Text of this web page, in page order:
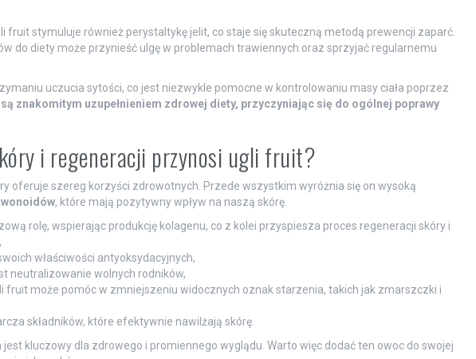
fruit stymuluje również perystaltykę jelit, co staje się skuteczną metodą prewencji zaparć.
do diety może przynieść ulgę w problemach trawiennych oraz sprzyjać regularnemu
uczucia sytości, co jest niezwykle pomocne w kontrolowaniu masy ciała poprzez
są znakomitym uzupełnieniem zdrowej diety, przyczyniając się do ogólnej poprawy
i regeneracji przynosi ugli fruit?
oferuje szereg korzyści zdrowotnych. Przede wszystkim wyróżnia się on wysoką
, które mają pozytywny wpływ na naszą skórę.
rolę, wspierając produkcję kolagenu, co z kolei przyspiesza proces regeneracji skóry i
właściwości antyoksydacyjnych,
neutralizowanie wolnych rodników,
fruit może pomóc w zmniejszeniu widocznych oznak starzenia, takich jak zmarszczki i
składników, które efektywnie nawilżają skórę.
jest kluczowy dla zdrowego i promiennego wyglądu. Warto więc dodać ten owoc do swojej